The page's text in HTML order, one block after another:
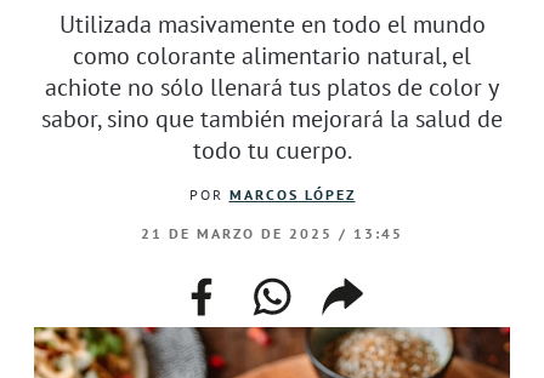
Utilizada masivamente en todo el mundo
como colorante alimentario natural, el
achiote no sólo llenará tus platos de color y
sabor, sino que también mejorará la salud de
todo tu cuerpo.
POR MARCOS LÓPEZ
21 DE MARZO DE 2025 / 13:45
facebookwhatsappcompartir
enlace